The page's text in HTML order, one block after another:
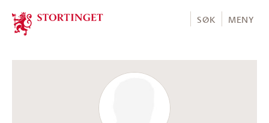
Stortinget.no
SØK MENY